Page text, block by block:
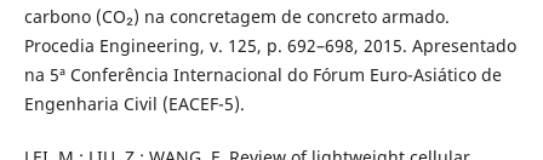
carbono (CO₂) na concretagem de concreto armado.
Procedia Engineering, v. 125, p. 692–698, 2015. Apresentado
na 5ª Conferência Internacional do Fórum Euro-Asiático de
Engenharia Civil (EACEF-5).